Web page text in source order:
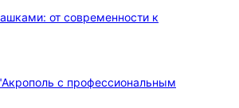
от современности к